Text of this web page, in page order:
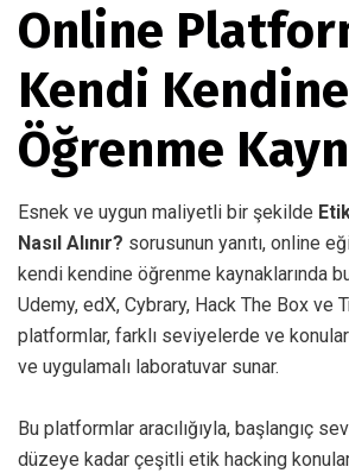
Online
Kendi Kendine
Öğrenme
Esnek ve uygun maliyetli bir şekilde
Nasıl Alınır? sorusunun yanıtı, online
kendi kendine öğrenme kaynaklarında
Udemy, edX, Cybrary, Hack The Box ve
platformlar, farklı seviyelerde ve
ve uygulamalı laboratuvar sunar.
Bu platformlar aracılığıyla, başlangıç
düzeye kadar çeşitli etik hacking